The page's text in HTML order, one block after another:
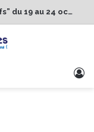
1er Édition de “La Semaine des Chefs” du 19 au 24 octobre 2026